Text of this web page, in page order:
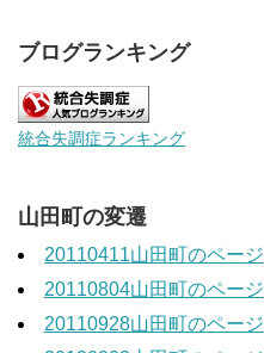
ブログランキング
統合失調症ランキング
山田町の変遷
20110411山田町のページ
20110804山田町のページ
20110928山田町のページ